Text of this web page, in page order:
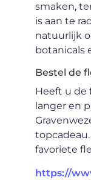
smaken,
is aan te
natuurlijk
botanicals
Bestel de
Heeft u de
langer en
favoriete
https://